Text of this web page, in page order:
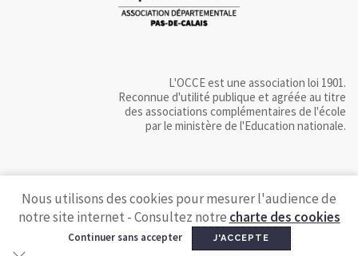
L'OCCE est une association loi 1901.
Reconnue d'utilité publique et agréée au titre
des associations complémentaires de l'école
par le ministère de l'Education nationale.
Nous utilisons des cookies pour mesurer l'audience de
notre site internet - Consultez notre charte des cookies
Continuer sans accepter J'ACCEPTE